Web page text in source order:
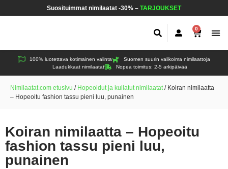
Suosituimmat nimilaatat -30% – TARJOUKSET
0
100% luotettava kotimainen valinta
Suomen suurin valikoima nimilaattoja
Laadukkaat nimilaatat
Nopea toimitus: 2-5 arkipäivää
Nimilaatat.com etusivu / Hopeoidut ja kullatut nimilaatat/ Koiran nimilaatta
– Hopeoitu fashion tassu pieni luu, punainen
Koiran nimilaatta – Hopeoitu
fashion tassu pieni luu,
punainen